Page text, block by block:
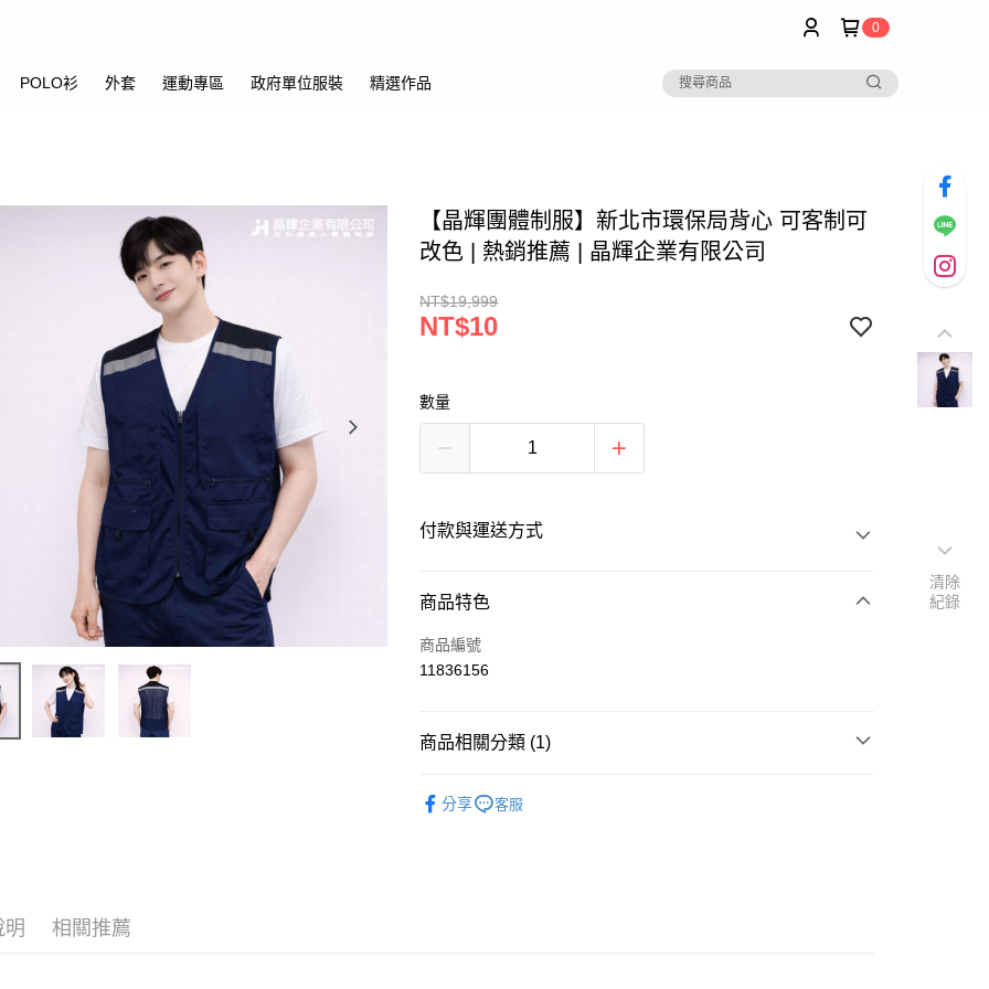
0
POLO衫 外套 運動專區 政府單位服裝 精選作品
【晶輝團體制服】新北市環保局背心 可客制可
改色 | 熱銷推薦 | 晶輝企業有限公司
NT$19,999
NT$10
數量
付款與運送方式
付款方式
信用卡一次付款
黑貓
商品特色
商品編號
11836156
商品相關分類 (1)
分享
客服
明 相關推薦
清除
紀錄